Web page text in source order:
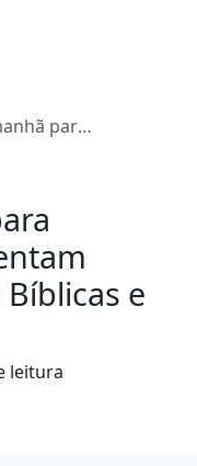
Reflexões Bíblicas e Ensinamentos
e
leitura